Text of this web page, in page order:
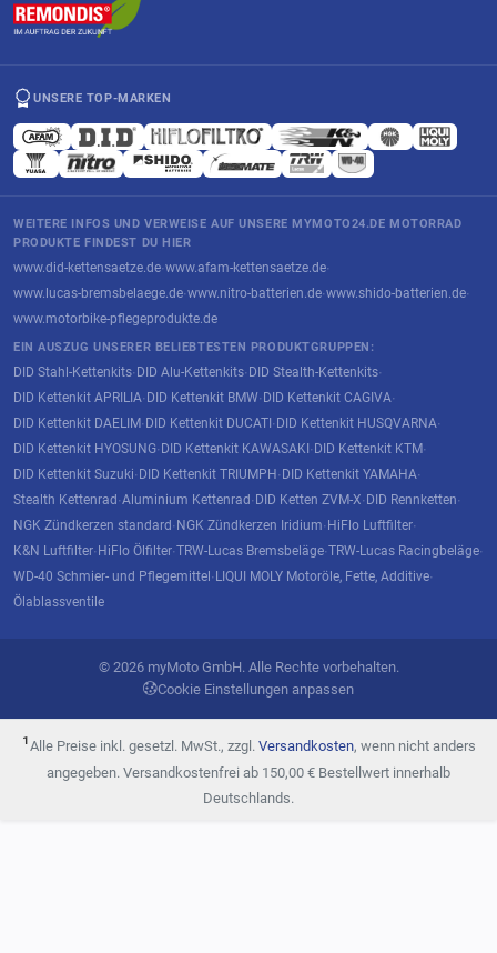
UNSERE TOP-MARKEN
WEITERE INFOS UND VERWEISE AUF UNSERE MYMOTO24.DE MOTORRAD
PRODUKTE FINDEST DU HIER
www.did-kettensaetze.de·www.afam-kettensaetze.de·
www.lucas-bremsbelaege.de·www.nitro-batterien.de·www.shido-batterien.de·
www.motorbike-pflegeprodukte.de
EIN AUSZUG UNSERER BELIEBTESTEN PRODUKTGRUPPEN:
DID Stahl-Kettenkits· DID Alu-Kettenkits· DID Stealth-Kettenkits·
DID Kettenkit APRILIA· DID Kettenkit BMW· DID Kettenkit CAGIVA·
DID Kettenkit DAELIM· DID Kettenkit DUCATI· DID Kettenkit HUSQVARNA·
DID Kettenkit HYOSUNG· DID Kettenkit KAWASAKI· DID Kettenkit KTM·
DID Kettenkit Suzuki· DID Kettenkit TRIUMPH· DID Kettenkit YAMAHA·
Stealth Kettenrad·Aluminium Kettenrad· DID Ketten ZVM-X· DID Rennketten·
NGK Zündkerzen standard· NGK Zündkerzen Iridium· HiFlo Luftfilter·
K&N Luftfilter· HiFlo Ölfilter·TRW-Lucas Bremsbeläge·TRW-Lucas Racingbeläge·
WD-40 Schmier- und Pflegemittel· LIQUI MOLY Motoröle, Fette, Additive·
Ölablassventile
© 2026 myMoto GmbH. Alle Rechte vorbehalten.
Cookie Einstellungen anpassen
¹Alle Preise inkl. gesetzl. MwSt., zzgl. Versandkosten, wenn nicht anders
angegeben. Versandkostenfrei ab 150,00 € Bestellwert innerhalb
Deutschlands.